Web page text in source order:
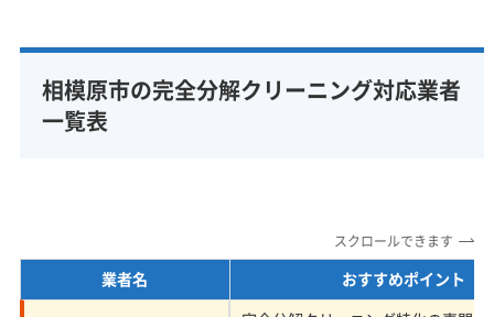
カビの繁殖を後押しします。また、カメムシ
などの虫がエアコンの排水ホースに入り込
み、詰まらせて水漏れを起こすトラブルは、
駐車事情の比較：都心部と郊外エリア
の違い
相模原市の完全分解クリーニング対応業者
一覧表
スクロールできます
業者名 おすすめポイント